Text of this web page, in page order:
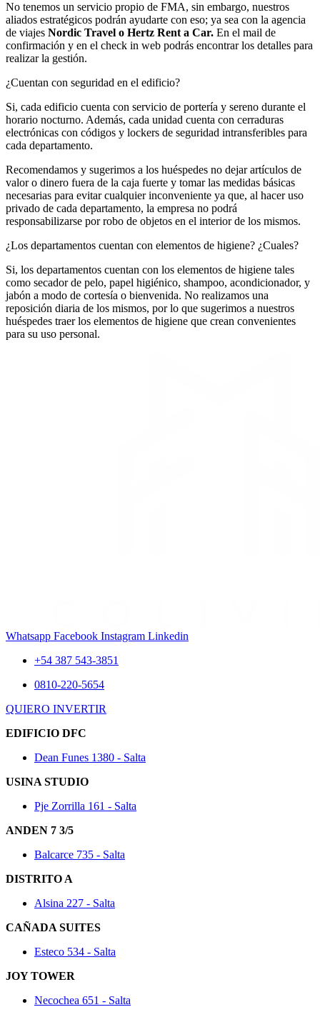
No tenemos un servicio propio de FMA, sin embargo, nuestros
aliados estratégicos podrán ayudarte con eso; ya sea con la agencia
de viajes Nordic Travel o Hertz Rent a Car. En el mail de
confirmación y en el check in web podrás encontrar los detalles para
realizar la gestión.
¿Cuentan con seguridad en el edificio?
Si, cada edificio cuenta con servicio de portería y sereno durante el
horario nocturno. Además, cada unidad cuenta con cerraduras
electrónicas con códigos y lockers de seguridad intransferibles para
cada departamento.
Recomendamos y sugerimos a los huéspedes no dejar artículos de
valor o dinero fuera de la caja fuerte y tomar las medidas básicas
necesarias para evitar cualquier inconveniente ya que, al hacer uso
privado de cada departamento, la empresa no podrá
responsabilizarse por robo de objetos en el interior de los mismos.
¿Los departamentos cuentan con elementos de higiene? ¿Cuales?
Si, los departamentos cuentan con los elementos de higiene tales
como secador de pelo, papel higiénico, shampoo, acondicionador, y
jabón a modo de cortesía o bienvenida. No realizamos una
reposición diaria de los mismos, por lo que sugerimos a nuestros
huéspedes traer los elementos de higiene que crean convenientes
para su uso personal.
Whatsapp Facebook Instagram Linkedin
+54 387 543-3851
0810-220-5654
QUIERO INVERTIR
EDIFICIO DFC
Dean Funes 1380 - Salta
USINA STUDIO
Pje Zorrilla 161 - Salta
ANDEN 7 3/5
Balcarce 735 - Salta
DISTRITO A
Alsina 227 - Salta
CAÑADA SUITES
Esteco 534 - Salta
JOY TOWER
Necochea 651 - Salta